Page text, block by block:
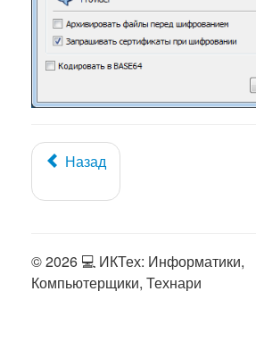
Назад
© 2026 💻 ИКТех: Информатики,
Компьютерщики, Технари